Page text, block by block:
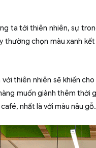
ta tới thiên nhiên, sự
thường chọn màu xanh
thiên nhiên sẽ khiến
muốn giành thêm
nhất là với màu nâu gỗ.